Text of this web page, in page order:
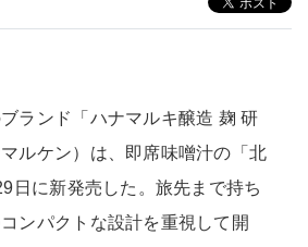
ランド「ハナマルキ醸造 麹 研
ルケン）は、即席味噌汁の「北
日に新発売した。旅先まで持ち
ンパクトな設計を重視して開